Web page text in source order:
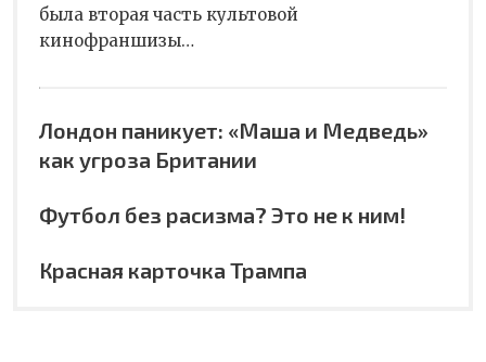
была вторая часть культовой
кинофраншизы…
Лондон паникует: «Маша и Медведь»
как угроза Британии
Футбол без расизма? Это не к ним!
Красная карточка Трампа